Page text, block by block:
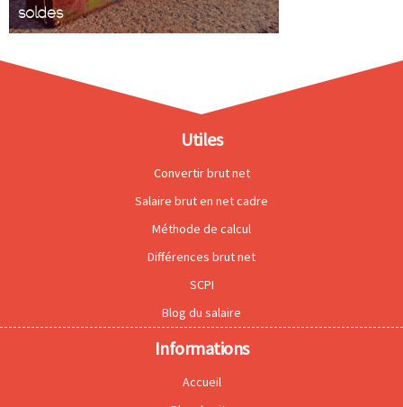
soldes
Utiles
Convertir brut net
Salaire brut en net cadre
Méthode de calcul
Différences brut net
SCPI
Blog du salaire
Informations
Accueil